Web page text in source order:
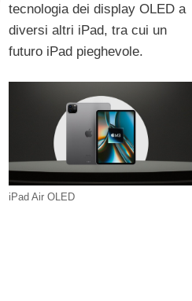
tecnologia dei display OLED a
diversi altri iPad, tra cui un
futuro iPad pieghevole.
iPad Air OLED